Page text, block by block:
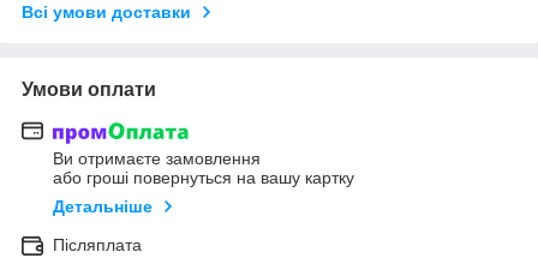
Всі умови доставки
Умови оплати
Ви отримаєте замовлення
або гроші повернуться на вашу картку
Детальніше
Післяплата